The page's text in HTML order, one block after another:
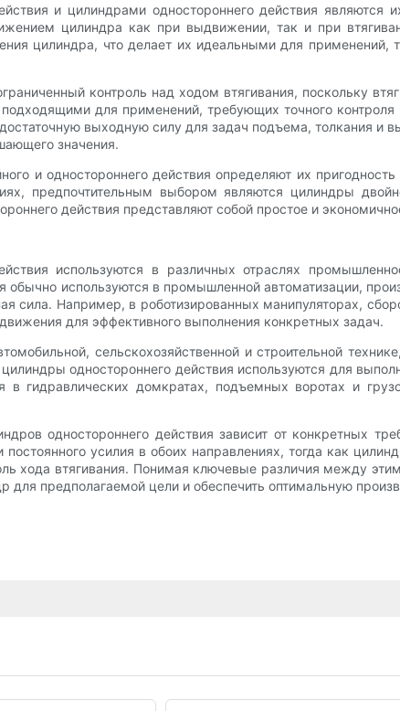
и цилиндрами одностороннего действия являются
цилиндра как при выдвижении, так и при
цилиндра, что делает их идеальными для применений,
контроль над ходом втягивания, поскольку
для применений, требующих точного
выходную силу для задач подъема, толкания и
значения.
и одностороннего действия определяют их
предпочтительным выбором являются цилиндры
действия представляют собой простое и
используются в различных отраслях
используются в промышленной автоматизации,
сила. Например, в роботизированных манипуляторах,
для эффективного выполнения конкретных задач.
сельскохозяйственной и строительной
одностороннего действия используются для
в гидравлических домкратах, подъемных воротах и
одностороннего действия зависит от конкретных
усилия в обоих направлениях, тогда как
хода втягивания. Понимая ключевые различия между
предполагаемой цели и обеспечить оптимальную